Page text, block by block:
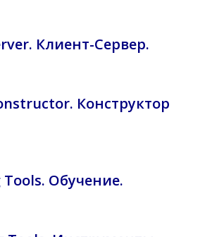
Клиент-Сервер.
Конструктор
Tools. Обучение.